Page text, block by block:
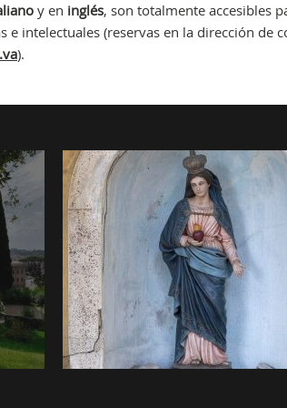
y en inglés, son totalmente accesibles
e intelectuales (reservas en la dirección de
).